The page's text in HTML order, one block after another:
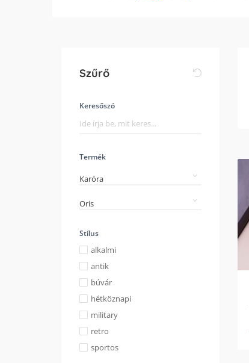
Szűrő
Keresőszó
Termék
Karóra
Oris
Stílus
alkalmi
antik
búvár
hétköznapi
military
retro
sportos